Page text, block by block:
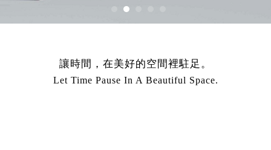
讓時間，在美好的空間裡駐足。
Let Time Pause In A Beautiful Space.